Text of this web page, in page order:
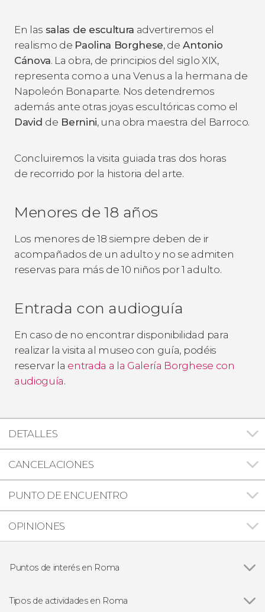
En las salas de escultura advertiremos el
realismo de Paolina Borghese, de Antonio
Cánova. La obra, de principios del siglo XIX,
representa como a una Venus a la hermana de
Napoleón Bonaparte. Nos detendremos
además ante otras joyas escultóricas como el
David de Bernini, una obra maestra del Barroco.
Concluiremos la visita guiada tras dos horas
de recorrido por la historia del arte.
Menores de 18 años
Los menores de 18 siempre deben de ir
acompañados de un adulto y no se admiten
reservas para más de 10 niños por 1 adulto.
Entrada con audioguía
En caso de no encontrar disponibilidad para
realizar la visita al museo con guía, podéis
reservar la entrada a la Galería Borghese con
audioguía.
DETALLES
CANCELACIONES
PUNTO DE ENCUENTRO
OPINIONES
Puntos de interés en Roma
Plaza Navona
Tipos de actividades en Roma